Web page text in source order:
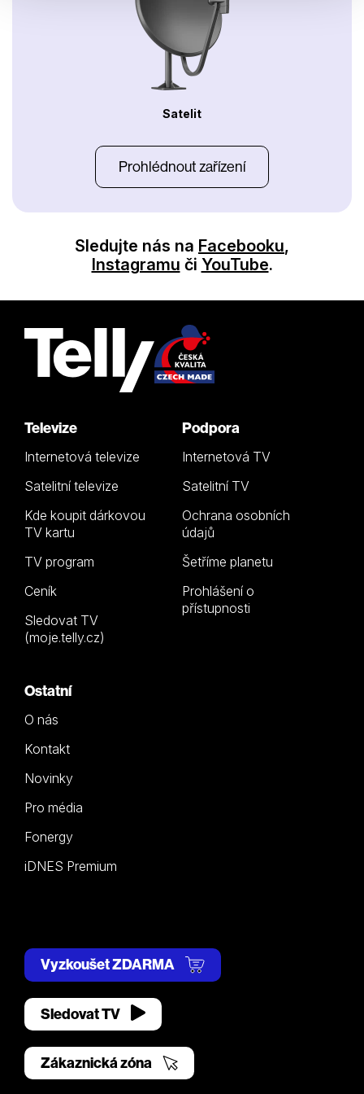
Satelit
Prohlédnout zařízení
Sledujte nás na Facebooku,
Instagramu či YouTube.
Televize
Internetová televize
Satelitní televize
Kde koupit dárkovou
TV kartu
TV program
Ceník
Sledovat TV
(moje.telly.cz)
Podpora
Internetová TV
Satelitní TV
Ochrana osobních
údajů
Šetříme planetu
Prohlášení o
přístupnosti
Ostatní
O nás
Kontakt
Novinky
Pro média
Fonergy
iDNES Premium
Vyzkoušet ZDARMA
Sledovat TV
Zákaznická zóna